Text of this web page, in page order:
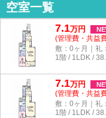
空室一覧
7.1万円
(管理費・共益
敷：0ヶ月｜礼
1階 / 1LDK /
7.1万円
(管理費・共益
敷：0ヶ月｜礼
1階 / 1LDK /